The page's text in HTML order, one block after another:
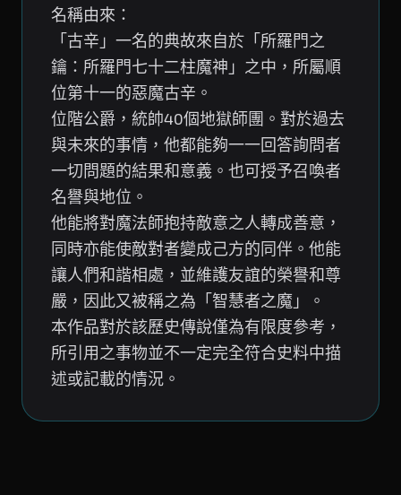
名稱由來：
「古辛」一名的典故來自於「所羅門之
鑰：所羅門七十二柱魔神」之中，所屬順
位第十一的惡魔古辛。
位階公爵，統帥40個地獄師團。對於過去
與未來的事情，他都能夠一一回答詢問者
一切問題的結果和意義。也可授予召喚者
名譽與地位。
他能將對魔法師抱持敵意之人轉成善意，
同時亦能使敵對者變成己方的同伴。他能
讓人們和諧相處，並維護友誼的榮譽和尊
嚴，因此又被稱之為「智慧者之魔」。
本作品對於該歷史傳說僅為有限度參考，
所引用之事物並不一定完全符合史料中描
述或記載的情況。